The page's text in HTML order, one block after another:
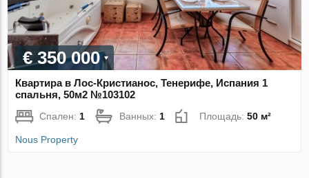
€ 350 000
Квартира в Лос-Кристианос, Тенерифе, Испания 1
спальня, 50м2 №103102
Спален: 1 Ванных: 1 Площадь:50 м²
Nous Property